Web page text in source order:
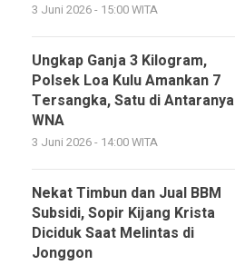
3 Juni 2026 - 15:00 WITA
Ungkap Ganja 3 Kilogram,
Polsek Loa Kulu Amankan 7
Tersangka, Satu di Antaranya
WNA
3 Juni 2026 - 14:00 WITA
Nekat Timbun dan Jual BBM
Subsidi, Sopir Kijang Krista
Diciduk Saat Melintas di
Jonggon